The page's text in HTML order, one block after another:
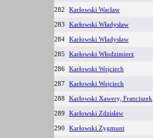
282 Karłowski Wacław
283 Karłowski Władysław
284 Karłowski Władysław
285 Karłowski Włodzimierz
286 Karłowski Wojciech
287 Karłowski Wojciech
288 Karłowski Xawery, Franciszek
289 Karłowski Zdzisław
290 Karłowski Zygmunt